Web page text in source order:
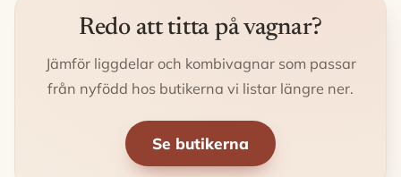
Redo att titta på vagnar?
Jämför liggdelar och kombivagnar som passar
från nyfödd hos butikerna vi listar längre ner.
Se butikerna